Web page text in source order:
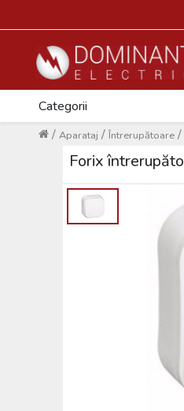
Categorii
/
Întrerupătoare
/
Aparataj
/
Forix